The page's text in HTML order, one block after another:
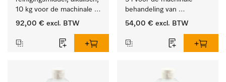
10 kg voor de machinale
behandeling van
instrumenten.
92,00 € excl. BTW
behandeling van
tandheelkundige
54,00 € excl. BTW